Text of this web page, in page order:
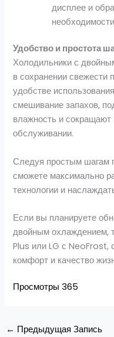
дисплее и
Удобство и простота
Холодильники с
в сохранении свежести
удобстве
смешивание запахов,
влажность и
обслуживании.
Следуя простым шагам
сможете максимально
технологии и
Если вы планируете
двойным охлаждением,
Plus или LG с NeoFrost,
комфорт и качество
Просмотры 365
← Предыдущая Запись